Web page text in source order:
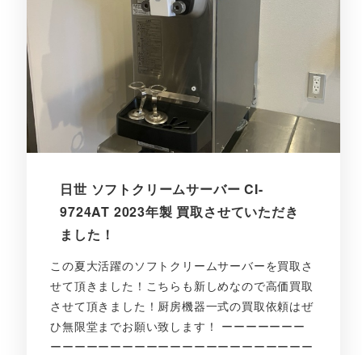
日世 ソフトクリームサーバー CI-
9724AT 2023年製 買取させていただき
ました！
この夏大活躍のソフトクリームサーバーを買取さ
せて頂きました！こちらも新しめなので高価買取
させて頂きました！厨房機器一式の買取依頼はぜ
ひ無限堂までお願い致します！ ーーーーーーー
ーーーーーーーーーーーーーーーーーーーーーー